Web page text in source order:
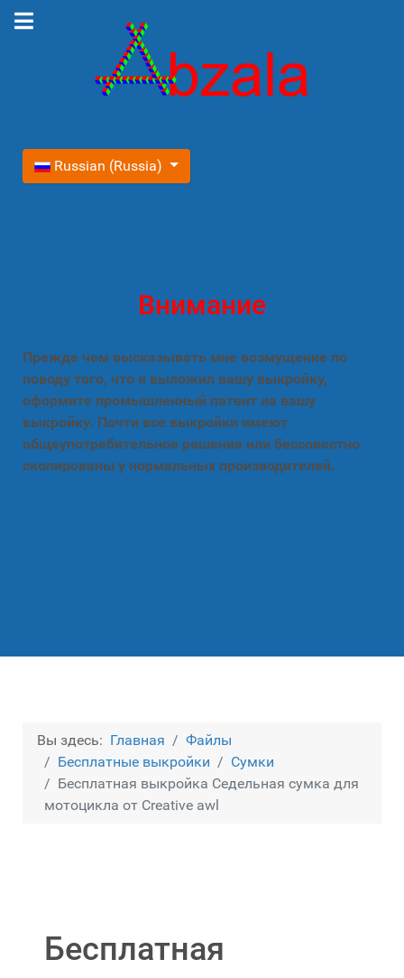
Выберите язык
Russian (Russia)
Внимание
Прежде чем высказывать мне возмущение по
поводу того, что я выложил вашу выкройку,
оформите промышленный патент на вашу
выкройку. Почти все выкройки имеют
общеупотребительное решение или бессовестно
скопированы у нормальных производителей.
Вы здесь: Главная
Файлы
Бесплатные выкройки
Сумки
Бесплатная выкройка Седельная сумка для
мотоцикла от Creative awl
Бесплатная